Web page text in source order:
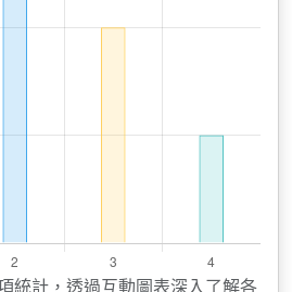
統計，透過互動圖表深入了解各